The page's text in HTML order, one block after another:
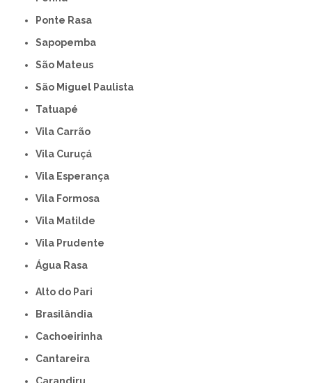
Ponte Rasa
Sapopemba
São Mateus
São Miguel Paulista
Tatuapé
Vila Carrão
Vila Curuçá
Vila Esperança
Vila Formosa
Vila Matilde
Vila Prudente
Água Rasa
Alto do Pari
Brasilândia
Cachoeirinha
Cantareira
Carandiru